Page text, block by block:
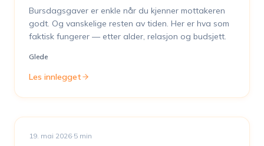
Bursdagsgaver er enkle når du kjenner mottakeren
godt. Og vanskelige resten av tiden. Her er hva som
faktisk fungerer — etter alder, relasjon og budsjett.
Glede
Les innlegget
19. mai 2026·5 min